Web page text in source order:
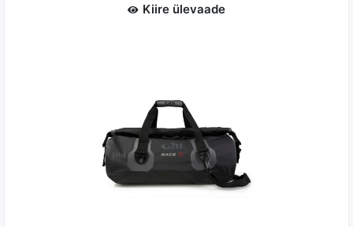
Kiire ülevaade